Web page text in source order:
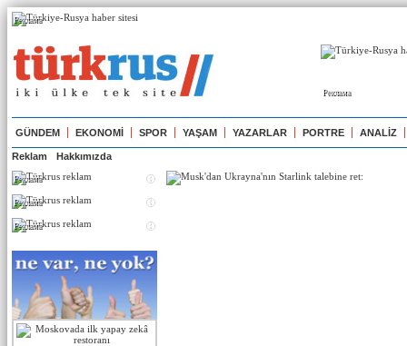
Реклама
Реклама
GÜNDEM EKONOMİ SPOR YAŞAM YAZARLAR PORTRE ANALİZ
Reklam Hakkımızda
Реклама
Реклама
Реклама